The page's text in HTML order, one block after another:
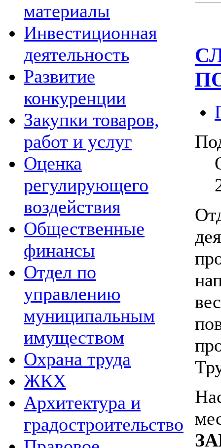
материалы
Инвестиционная
деятельность
Развитие
конкуренции
Закупки товаров,
работ и услуг
Оценка
регулирующего
воздействия
Общественные
финансы
Отдел по
управлению
муниципальным
имуществом
Охрана труда
ЖКХ
Архитектура и
градостроительство